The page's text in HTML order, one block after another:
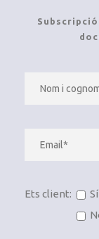
Ets client:
Sí